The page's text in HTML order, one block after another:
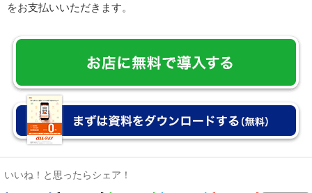
をお支払いいただきます。
いいね！と思ったらシェア！